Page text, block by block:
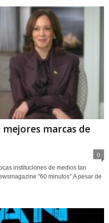
marcas de
0
instituciones de medios tan
"60 minutos".A pesar de